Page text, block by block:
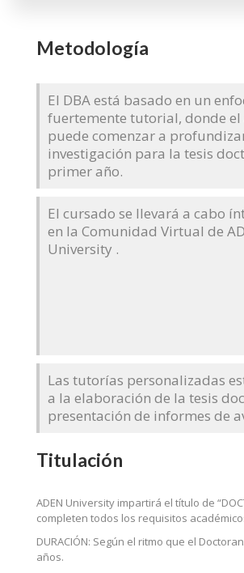
Metodología
El DBA está basado en un
fuertemente tutorial, donde
puede comenzar a
investigación para la tesis
primer año.
El cursado se llevará a cabo
en la Comunidad Virtual de
University .
Las tutorías personalizadas
a la elaboración de la tesis
presentación de informes de
Titulación
ADEN University impartirá el título de
completen todos los requisitos
DURACIÓN: Según el ritmo que el
años.